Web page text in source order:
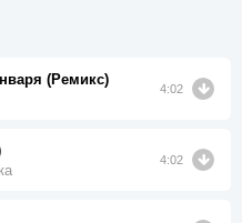
(Ремикс)
4:02
4:02